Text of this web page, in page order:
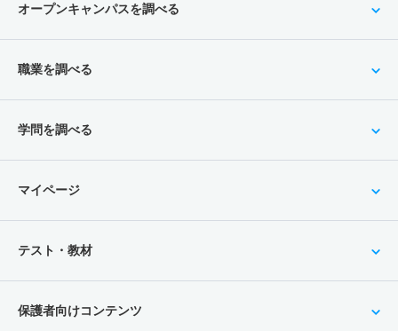
オープンキャンパスを調べる
職業を調べる
学問を調べる
マイページ
テスト・教材
保護者向けコンテンツ